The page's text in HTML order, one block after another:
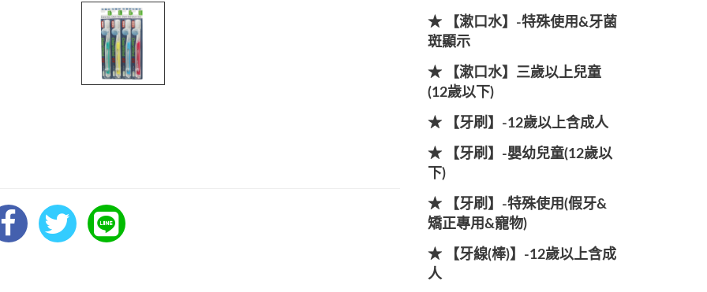
★ 【漱口水】-特殊使用&牙菌
斑顯示
★ 【漱口水】三歲以上兒童
(12歲以下)
★ 【牙刷】-12歲以上含成人
★ 【牙刷】-嬰幼兒童(12歲以
下)
★ 【牙刷】-特殊使用(假牙&
矯正專用&寵物)
★ 【牙線(棒)】-12歲以上含成
人